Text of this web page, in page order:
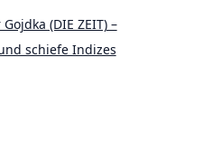
(DIE ZEIT) –
schiefe Indizes